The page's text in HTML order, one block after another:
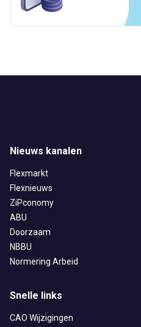
Nieuws kanalen
Flexmarkt
Flexnieuws
ZiPconomy
ABU
Doorzaam
NBBU
Normering Arbeid
Snelle links
CAO Wijzigingen